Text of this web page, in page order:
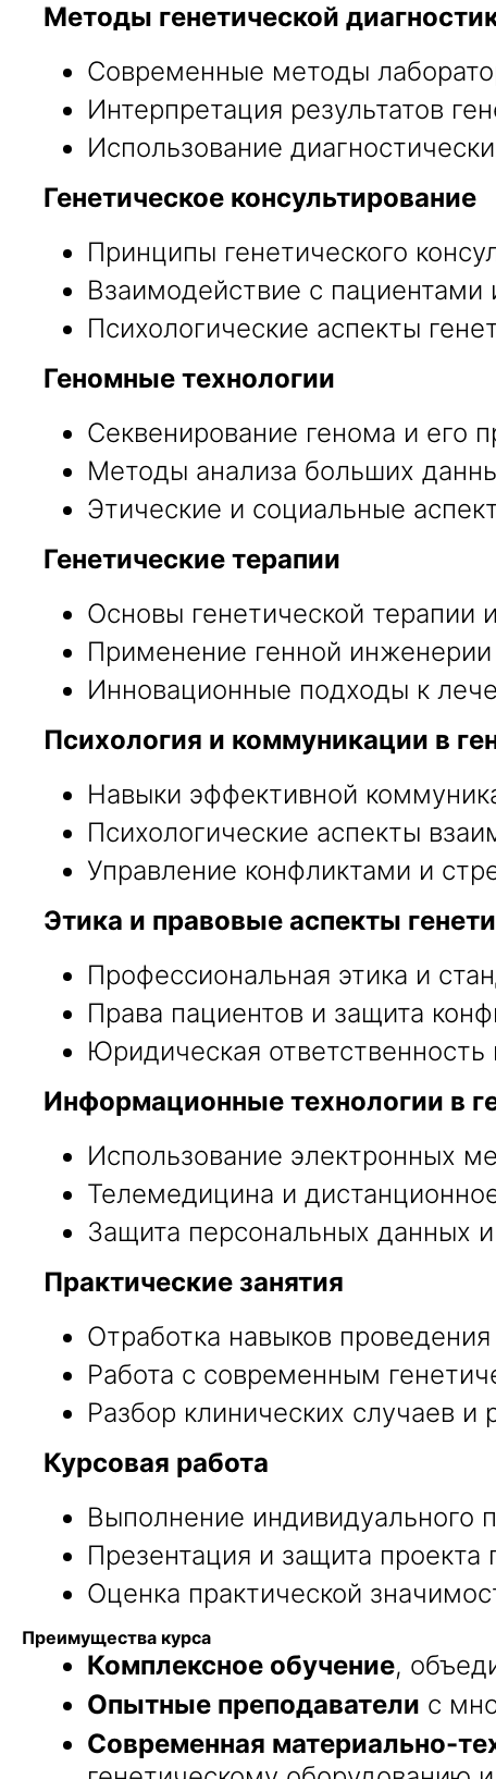
Методы генетической
Современные методы
Интерпретация результатов
Использование
Генетическое консультирование
Принципы генетического
Взаимодействие с пациентами
Психологические аспекты
Геномные технологии
Секвенирование генома и его
Методы анализа больших
Этические и социальные
Генетические терапии
Основы генетической терапии
Применение генной
Инновационные подходы к
Психология и коммуникации в
Навыки эффективной
Психологические аспекты
Управление конфликтами и
Этика и правовые аспекты
Профессиональная этика и
Права пациентов и защита
Юридическая
Информационные технологии в
Использование электронных
Телемедицина и
Защита персональных данных
Практические занятия
Отработка навыков
Работа с современным
Разбор клинических случаев и
Курсовая работа
Выполнение индивидуального
Презентация и защита
Оценка практической
Преимущества курса
Комплексное обучение,
Опытные преподаватели с
Современная материально-